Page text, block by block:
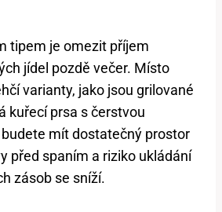
tipem je omezit příjem
jídel pozdě večer. Místo
varianty, jako jsou grilované
kuřecí prsa s čerstvou
mít dostatečný prostor
před spaním a riziko ukládání
zásob se sníží.